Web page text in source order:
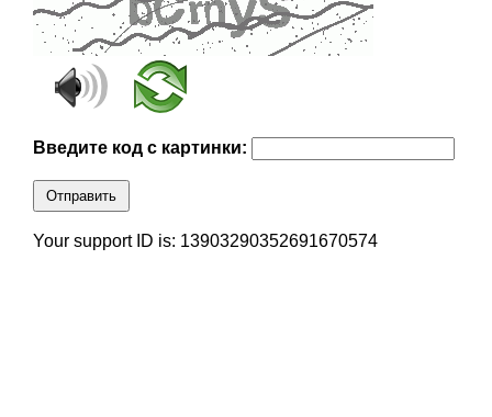
Введите код с картинки:
Отправить
Your support ID is: 13903290352691670574